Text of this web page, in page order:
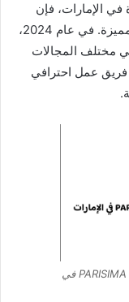
الإمارات، فإن
شركة PARISIMA TALENT تقدم لك فرصة مميزة. في عام 2024،
مختلف المجالات
فريق عمل احترافي
فرص توظيف فوري في شركة PARISIMA TALENT في